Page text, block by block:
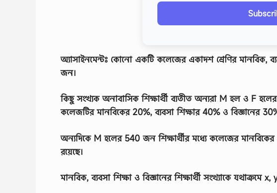
অ্যাসাইনমেন্টঃ কোনাে একটি কলেজের একাদশ শ্রেণির মানবিক,
জন।
কিছু সংখ্যক অনাবাসিক শিক্ষার্থী ব্যতীত অন্যরা M হল ও F
কলেজটির মানবিকের 20%, ব্যবসা শিক্ষার 40% ও বিজ্ঞানের 30%
অন্যদিকে M হলের 540 জন শিক্ষার্থীর মধ্যে কলেজের মানবিকের
রয়েছে।
মানবিক, ব্যবসা শিক্ষা ও বিজ্ঞানের শিক্ষার্থী সংখ্যাকে যথাক্রমে x,